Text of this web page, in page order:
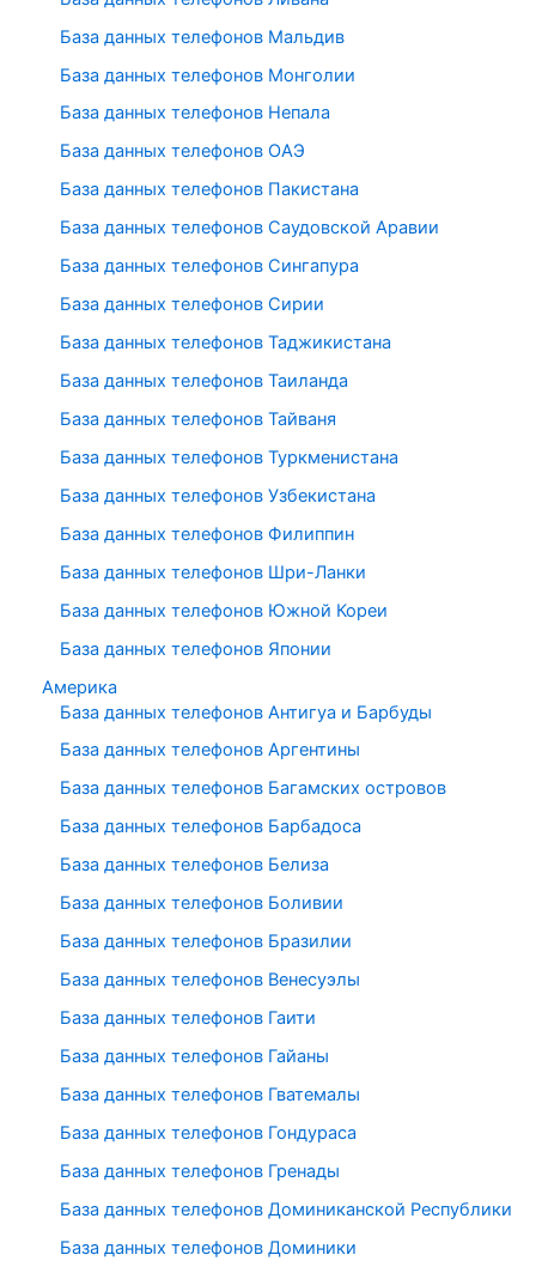
База данных телефонов Мальдив
База данных телефонов Монголии
База данных телефонов Непала
База данных телефонов ОАЭ
База данных телефонов Пакистана
База данных телефонов Саудовской Аравии
База данных телефонов Сингапура
База данных телефонов Сирии
База данных телефонов Таджикистана
База данных телефонов Таиланда
База данных телефонов Тайваня
База данных телефонов Туркменистана
База данных телефонов Узбекистана
База данных телефонов Филиппин
База данных телефонов Шри-Ланки
База данных телефонов Южной Кореи
База данных телефонов Японии
Америка
База данных телефонов Антигуа и Барбуды
База данных телефонов Аргентины
База данных телефонов Багамских островов
База данных телефонов Барбадоса
База данных телефонов Белиза
База данных телефонов Боливии
База данных телефонов Бразилии
База данных телефонов Венесуэлы
База данных телефонов Гаити
База данных телефонов Гайаны
База данных телефонов Гватемалы
База данных телефонов Гондураса
База данных телефонов Гренады
База данных телефонов Доминиканской Республики
База данных телефонов Доминики